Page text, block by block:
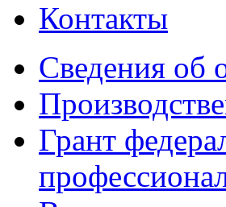
Контакты
Сведения об
Грант